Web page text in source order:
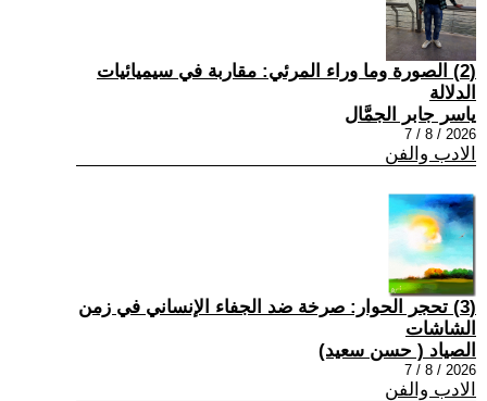
(2) الصورة وما وراء المرئي: مقاربة في سيميائيات
الدلالة
ياسر جابر الجمَّال
2026 / 8 / 7
الادب والفن
(3) تحجر الحوار: صرخة ضد الجفاء الإنساني في زمن
الشاشات
الصياد ‏( حسن سعيد‏)
2026 / 8 / 7
الادب والفن